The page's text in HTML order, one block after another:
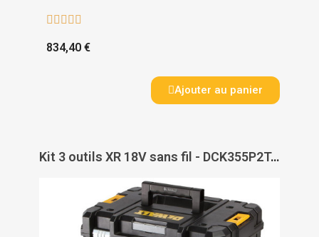
    
834,40 €
Ajouter au panier
Kit 3 outils XR 18V sans fil - DCK355P2T-QW - DEWALT